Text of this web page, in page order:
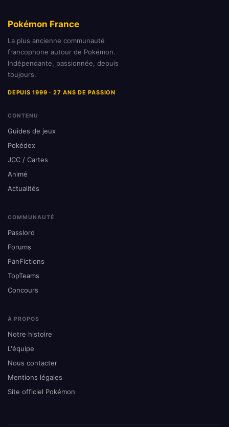
Pokémon France
La plus ancienne communauté
francophone autour de Pokémon.
Indépendante, passionnée, depuis
toujours.
DEPUIS 1999 · 27 ANS DE PASSION
CONTENU
Guides de jeux
Pokédex
JCC / Cartes
Animé
Actualités
COMMUNAUTÉ
Passlord
Forums
FanFictions
TopTeams
Concours
À PROPOS
Notre histoire
L'équipe
Nous contacter
Mentions légales
Site officiel Pokémon